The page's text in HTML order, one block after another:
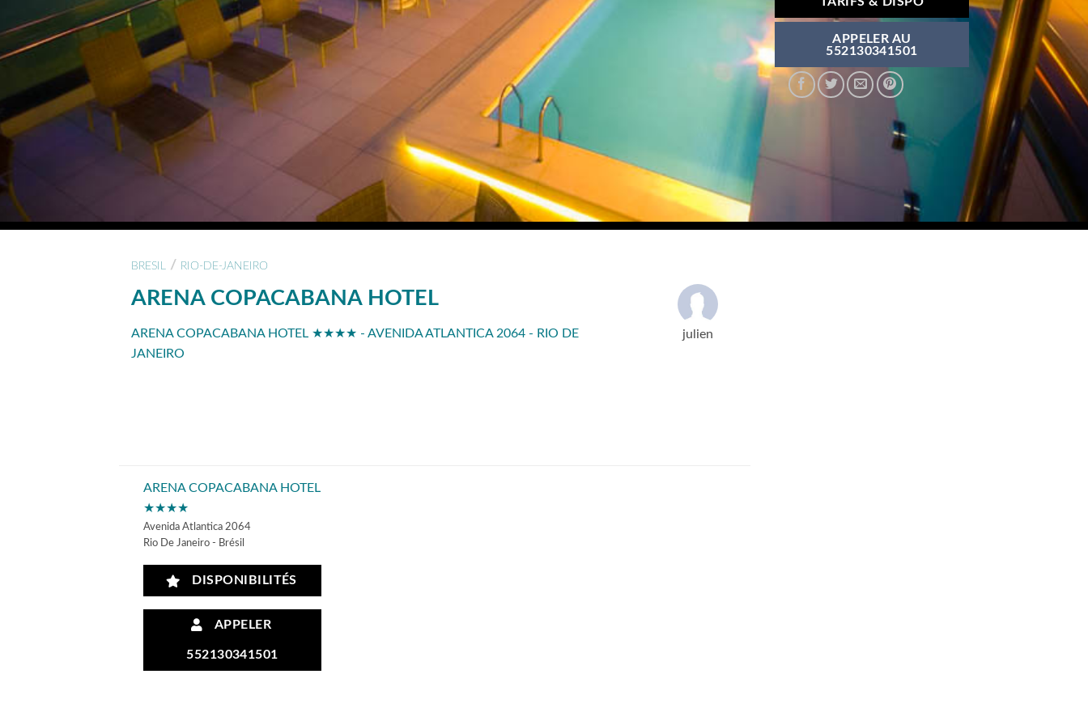
BRESIL / RIO-DE-JANEIRO
ARENA COPACABANA HOTEL
ARENA COPACABANA HOTEL ★★★★ - AVENIDA ATLANTICA 2064 - RIO DE
JANEIRO
julien
ARENA COPACABANA HOTEL
★★★★
Avenida Atlantica 2064
Rio De Janeiro - Brésil
DISPONIBILITÉS
APPELER
552130341501
APPELER AU
552130341501